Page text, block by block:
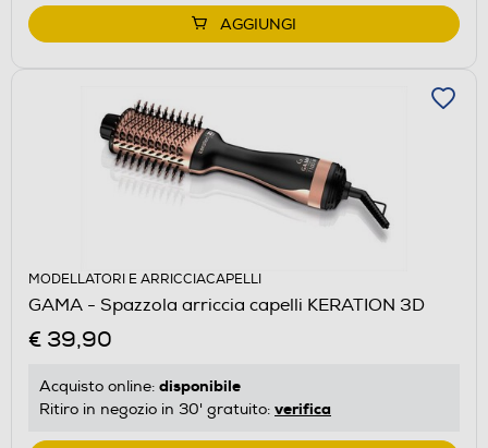
AGGIUNGI
MODELLATORI E ARRICCIACAPELLI
GAMA - Spazzola arriccia capelli KERATION 3D
€ 39,90
Acquisto online: disponibile
Ritiro in negozio in 30' gratuito: verifica